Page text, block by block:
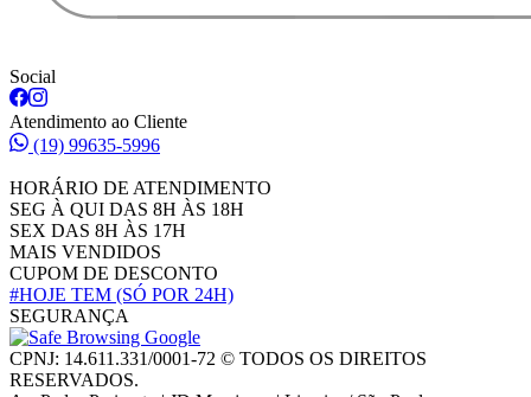
Social
Atendimento ao Cliente
(19) 99635-5996
HORÁRIO DE ATENDIMENTO
SEG À QUI DAS 8H ÀS 18H
SEX DAS 8H ÀS 17H
MAIS VENDIDOS
CUPOM DE DESCONTO
#HOJE TEM (SÓ POR 24H)
SEGURANÇA
CPNJ: 14.611.331/0001-72 © TODOS OS DIREITOS
RESERVADOS.